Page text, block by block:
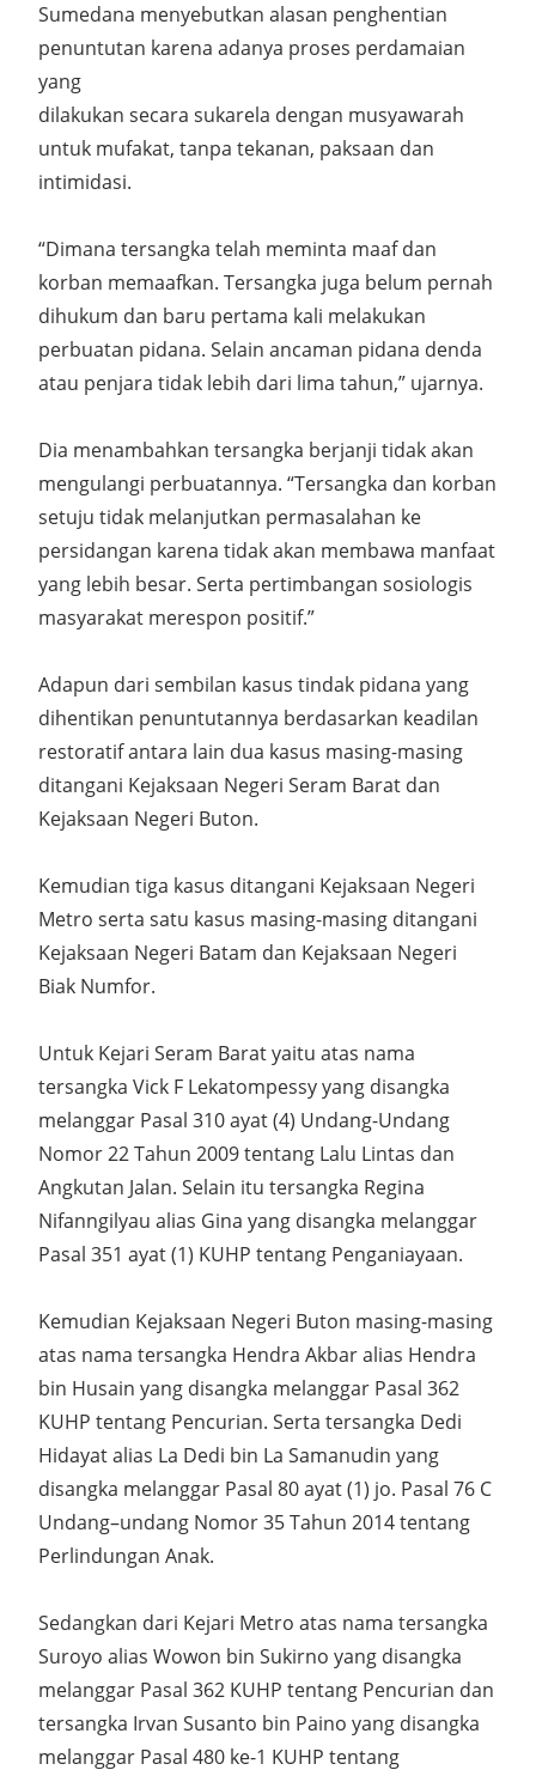
Sumedana menyebutkan alasan penghentian
penuntutan karena adanya proses perdamaian
yang
dilakukan secara sukarela dengan musyawarah
untuk mufakat, tanpa tekanan, paksaan dan
intimidasi.
“Dimana tersangka telah meminta maaf dan
korban memaafkan. Tersangka juga belum pernah
dihukum dan baru pertama kali melakukan
perbuatan pidana. Selain ancaman pidana denda
atau penjara tidak lebih dari lima tahun,” ujarnya.
Dia menambahkan tersangka berjanji tidak akan
mengulangi perbuatannya. “Tersangka dan korban
setuju tidak melanjutkan permasalahan ke
persidangan karena tidak akan membawa manfaat
yang lebih besar. Serta pertimbangan sosiologis
masyarakat merespon positif.”
Adapun dari sembilan kasus tindak pidana yang
dihentikan penuntutannya berdasarkan keadilan
restoratif antara lain dua kasus masing-masing
ditangani Kejaksaan Negeri Seram Barat dan
Kejaksaan Negeri Buton.
Kemudian tiga kasus ditangani Kejaksaan Negeri
Metro serta satu kasus masing-masing ditangani
Kejaksaan Negeri Batam dan Kejaksaan Negeri
Biak Numfor.
Untuk Kejari Seram Barat yaitu atas nama
tersangka Vick F Lekatompessy yang disangka
melanggar Pasal 310 ayat (4) Undang-Undang
Nomor 22 Tahun 2009 tentang Lalu Lintas dan
Angkutan Jalan. Selain itu tersangka Regina
Nifanngilyau alias Gina yang disangka melanggar
Pasal 351 ayat (1) KUHP tentang Penganiayaan.
Kemudian Kejaksaan Negeri Buton masing-masing
atas nama tersangka Hendra Akbar alias Hendra
bin Husain yang disangka melanggar Pasal 362
KUHP tentang Pencurian. Serta tersangka Dedi
Hidayat alias La Dedi bin La Samanudin yang
disangka melanggar Pasal 80 ayat (1) jo. Pasal 76 C
Undang–undang Nomor 35 Tahun 2014 tentang
Perlindungan Anak.
Sedangkan dari Kejari Metro atas nama tersangka
Suroyo alias Wowon bin Sukirno yang disangka
melanggar Pasal 362 KUHP tentang Pencurian dan
tersangka Irvan Susanto bin Paino yang disangka
melanggar Pasal 480 ke-1 KUHP tentang